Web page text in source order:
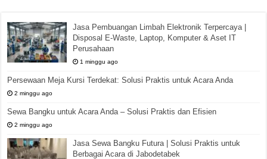
Jasa Pembuangan Limbah Elektronik Terpercaya |
Disposal E-Waste, Laptop, Komputer & Aset IT
Perusahaan
1 minggu ago
Persewaan Meja Kursi Terdekat: Solusi Praktis untuk Acara Anda
2 minggu ago
Sewa Bangku untuk Acara Anda – Solusi Praktis dan Efisien
2 minggu ago
Jasa Sewa Bangku Futura | Solusi Praktis untuk
Berbagai Acara di Jabodetabek